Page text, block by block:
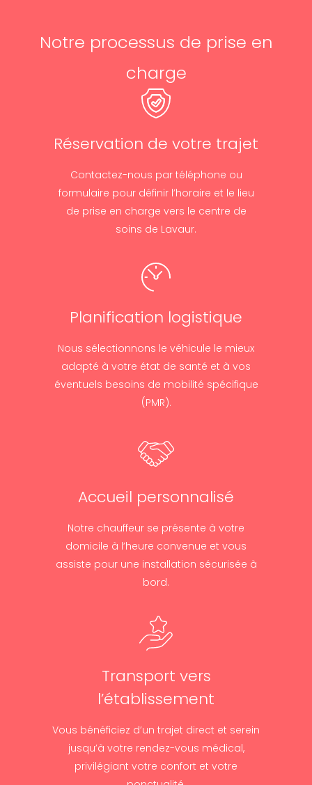
Notre processus de prise en
charge
Réservation de votre trajet
Contactez-nous par téléphone ou
formulaire pour définir l’horaire et le lieu
de prise en charge vers le centre de
soins de Lavaur.
Planification logistique
Nous sélectionnons le véhicule le mieux
adapté à votre état de santé et à vos
éventuels besoins de mobilité spécifique
(PMR).
Accueil personnalisé
Notre chauffeur se présente à votre
domicile à l’heure convenue et vous
assiste pour une installation sécurisée à
bord.
Transport vers
l’établissement
Vous bénéficiez d’un trajet direct et serein
jusqu’à votre rendez-vous médical,
privilégiant votre confort et votre